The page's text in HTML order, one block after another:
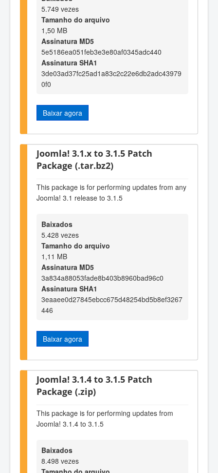
5.749 vezes
Tamanho do arquivo
1,50 MB
Assinatura MD5
5e5186ea051feb3e3e80af0345adc440
Assinatura SHA1
3de03ad37fc25ad1a83c2c22e6db2adc43979
0f0
Baixar agora
Joomla! 3.1.x to 3.1.5 Patch
Package (.tar.bz2)
This package is for performing updates from any
Joomla! 3.1 release to 3.1.5
Baixados
5.428 vezes
Tamanho do arquivo
1,11 MB
Assinatura MD5
3a834a88053fade8b403b8960bad96c0
Assinatura SHA1
3eaaee0d27845ebcc675d48254bd5b8ef3267
446
Baixar agora
Joomla! 3.1.4 to 3.1.5 Patch
Package (.zip)
This package is for performing updates from
Joomla! 3.1.4 to 3.1.5
Baixados
8.498 vezes